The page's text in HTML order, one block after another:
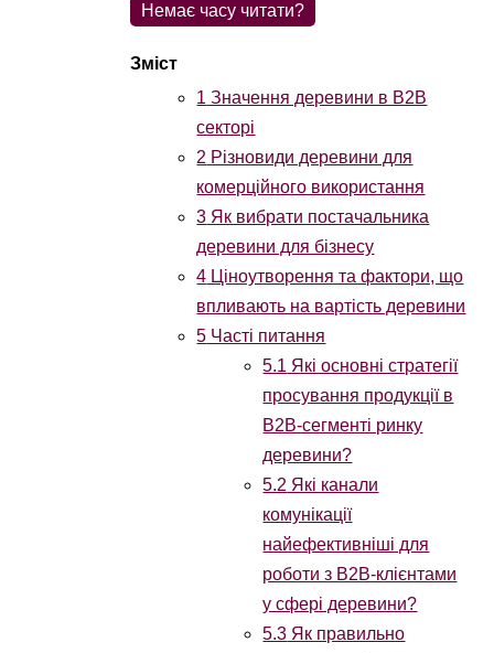
Немає часу читати?
1 Значення деревини в B2B
секторі
2 Різновиди деревини для
комерційного використання
3 Як вибрати постачальника
деревини для бізнесу
4 Ціноутворення та фактори, що
впливають на вартість деревини
5 Часті питання
5.1 Які основні стратегії
просування продукції в
B2B-сегменті ринку
деревини?
5.2 Які канали
комунікації
найефективніші для
роботи з B2B-клієнтами
у сфері деревини?
5.3 Як правильно